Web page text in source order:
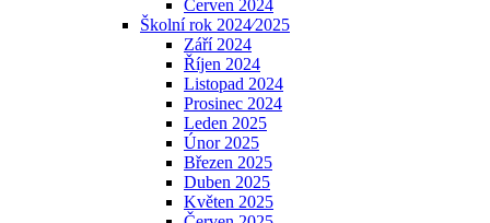
Červen 2024
Školní rok 2024⁄2025
Září 2024
Říjen 2024
Listopad 2024
Prosinec 2024
Leden 2025
Únor 2025
Březen 2025
Duben 2025
Květen 2025